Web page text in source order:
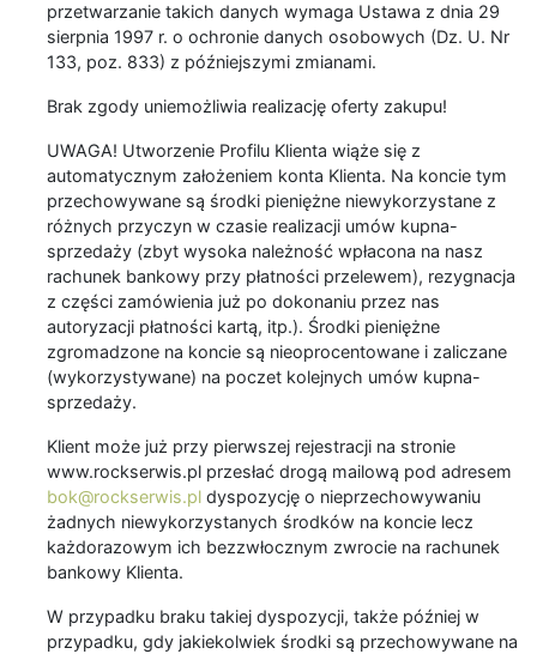
przetwarzanie takich danych wymaga Ustawa z dnia 29
sierpnia 1997 r. o ochronie danych osobowych (Dz. U. Nr
133, poz. 833) z późniejszymi zmianami.
Brak zgody uniemożliwia realizację oferty zakupu!
UWAGA! Utworzenie Profilu Klienta wiąże się z
automatycznym założeniem konta Klienta. Na koncie tym
przechowywane są środki pieniężne niewykorzystane z
różnych przyczyn w czasie realizacji umów kupna-
sprzedaży (zbyt wysoka należność wpłacona na nasz
rachunek bankowy przy płatności przelewem), rezygnacja
z części zamówienia już po dokonaniu przez nas
autoryzacji płatności kartą, itp.). Środki pieniężne
zgromadzone na koncie są nieoprocentowane i zaliczane
(wykorzystywane) na poczet kolejnych umów kupna-
sprzedaży.
Klient może już przy pierwszej rejestracji na stronie
www.rockserwis.pl przesłać drogą mailową pod adresem
bok@rockserwis.pl dyspozycję o nieprzechowywaniu
żadnych niewykorzystanych środków na koncie lecz
każdorazowym ich bezzwłocznym zwrocie na rachunek
bankowy Klienta.
W przypadku braku takiej dyspozycji, także później w
przypadku, gdy jakiekolwiek środki są przechowywane na